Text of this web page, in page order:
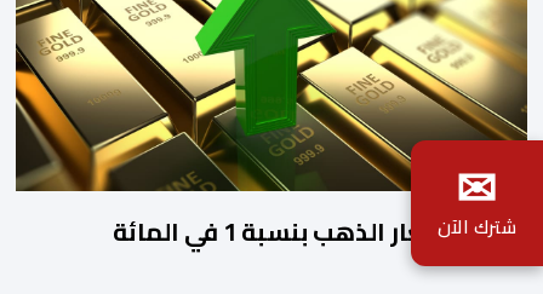
ارتفاع أسعار الذهب بنسبة 1 في المائة
✉
شترك الآن